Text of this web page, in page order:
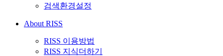
검색환경설정
About RISS
RISS 이용방법
RISS 지식더하기